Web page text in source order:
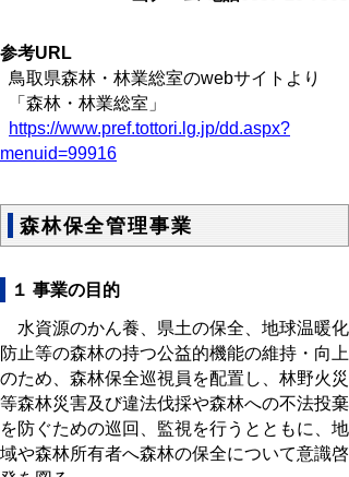
参考URL
鳥取県森林・林業総室のwebサイトより
「森林・林業総室」
https://www.pref.tottori.lg.jp/dd.aspx?
menuid=99916
森林保全管理事業
１ 事業の目的
水資源のかん養、県土の保全、地球温暖化
防止等の森林の持つ公益的機能の維持・向上
のため、森林保全巡視員を配置し、林野火災
等森林災害及び違法伐採や森林への不法投棄
を防ぐための巡回、監視を行うとともに、地
域や森林所有者へ森林の保全について意識啓